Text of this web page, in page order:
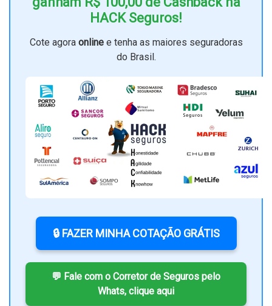
HACK Seguros!
Cote agora onlinee tenha as maiores seguradoras
do Brasil.
🔒 FAZER MINHA COTAÇÃO GRÁTIS
💬 Fale com o Corretor de Seguros pelo
Whats, clique aqui